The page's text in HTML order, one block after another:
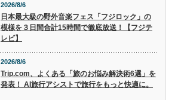
2026/8/6
日本最大級の野外音楽フェス「フジロック」の
模様を３日間合計15時間で徹底放送！【フジテ
レビ】
2026/8/6
Trip.com、よくある「旅のお悩み解決術6選」を
発表！ AI旅行アシストで旅行をもっと快適に。